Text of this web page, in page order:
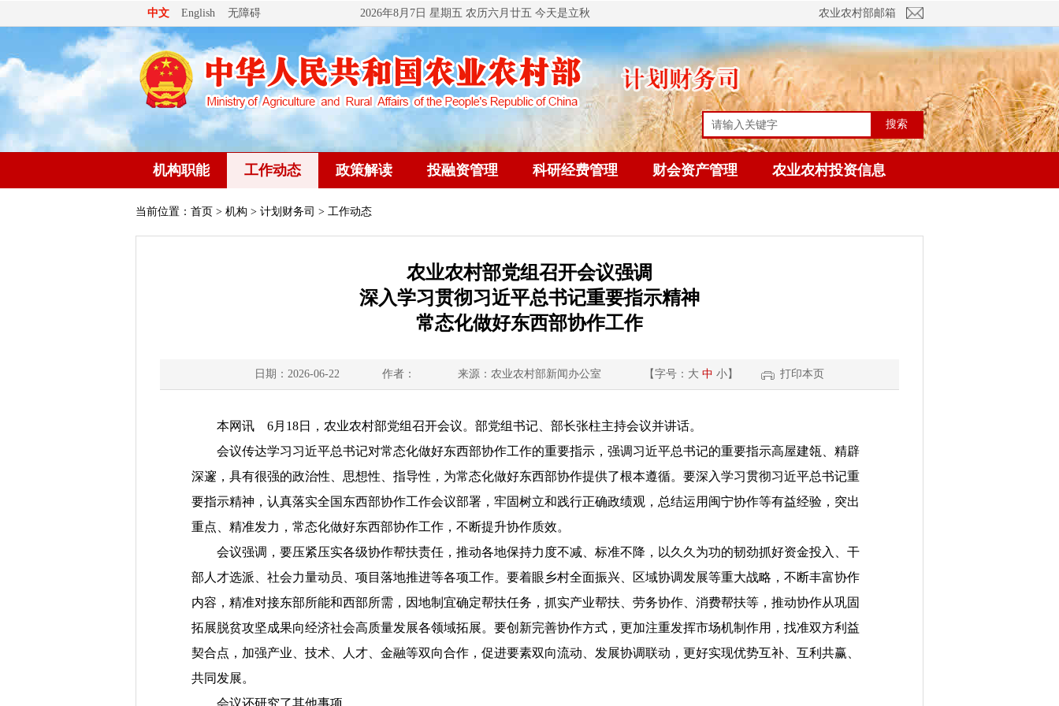
中文 English 无障碍 2026年8月7日 星期五 农历六月廿五 今天是立秋 农业农村部邮箱
搜索
机构职能 工作动态 政策解读 投融资管理 科研经费管理 财会资产管理 农业农村投资信息
当前位置： 首页 > 机构 > 计划财务司 > 工作动态
农业农村部党组召开会议强调
深入学习贯彻习近平总书记重要指示精神
常态化做好东西部协作工作
日期：2026-06-22 作者： 来源：农业农村部新闻办公室 【字号： 大 中 小】 打印本页
本网讯 6月18日，农业农村部党组召开会议。部党组书记、部长张柱主持会议并讲话。
会议传达学习习近平总书记对常态化做好东西部协作工作的重要指示，强调习近平总书记的重要指示高屋建瓴、精辟
深邃，具有很强的政治性、思想性、指导性，为常态化做好东西部协作提供了根本遵循。要深入学习贯彻习近平总书记重
要指示精神，认真落实全国东西部协作工作会议部署，牢固树立和践行正确政绩观，总结运用闽宁协作等有益经验，突出
重点、精准发力，常态化做好东西部协作工作，不断提升协作质效。
会议强调，要压紧压实各级协作帮扶责任，推动各地保持力度不减、标准不降，以久久为功的韧劲抓好资金投入、干
部人才选派、社会力量动员、项目落地推进等各项工作。要着眼乡村全面振兴、区域协调发展等重大战略，不断丰富协作
内容，精准对接东部所能和西部所需，因地制宜确定帮扶任务，抓实产业帮扶、劳务协作、消费帮扶等，推动协作从巩固
拓展脱贫攻坚成果向经济社会高质量发展各领域拓展。要创新完善协作方式，更加注重发挥市场机制作用，找准双方利益
契合点，加强产业、技术、人才、金融等双向合作，促进要素双向流动、发展协调联动，更好实现优势互补、互利共赢、
共同发展。
会议还研究了其他事项。